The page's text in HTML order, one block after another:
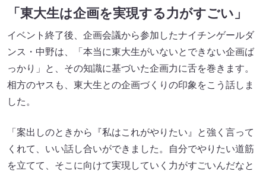
「東大生は企画を実現する力がすごい」
イベント終了後、企画会議から参加したナイチンゲールダ
ンス・中野は、「本当に東大生がいないとできない企画ば
っかり」と、その知識に基づいた企画力に舌を巻きます。
相方のヤスも、東大生との企画づくりの印象をこう話しま
した。
「案出しのときから『私はこれがやりたい』と強く言って
くれて、いい話し合いができました。自分でやりたい道筋
を立てて、そこに向けて実現していく力がすごいんだなと